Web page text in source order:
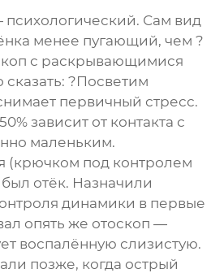
Сам вид
менее пугающий, чем ?
с раскрывающимися
?Посветим
первичный стресс.
зависит от контакта с
маленьким.
(крючком под контролем
отёк. Назначили
динамики в первые
опять же отоскоп —
воспалённую слизистую.
позже, когда острый